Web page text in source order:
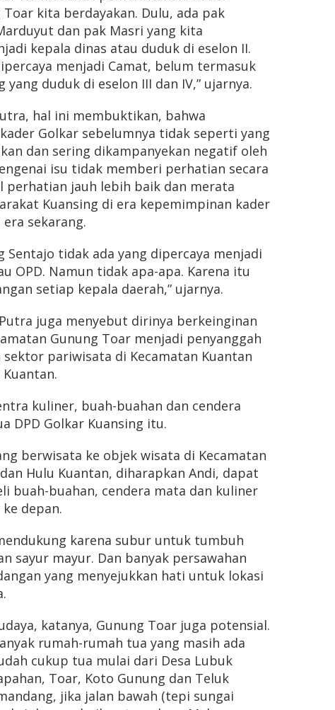
kita berdayakan. Dulu, ada pak
dan pak Masri yang kita
kepala dinas atau duduk di eselon II.
menjadi Camat, belum termasuk
yang duduk di eselon III dan IV,” ujarnya.
hal ini membuktikan, bahwa
Golkar sebelumnya tidak seperti yang
dan sering dikampanyekan negatif oleh
isu tidak memberi perhatian secara
perhatian jauh lebih baik dan merata
Kuansing di era kepemimpinan kader
sekarang.
Sentajo tidak ada yang dipercaya menjadi
OPD. Namun tidak apa-apa. Karena itu
setiap kepala daerah,” ujarnya.
juga menyebut dirinya berkeinginan
Gunung Toar menjadi penyanggah
sektor pariwisata di Kecamatan Kuantan
kuliner, buah-buahan dan cendera
DPD Golkar Kuansing itu.
berwisata ke objek wisata di Kecamatan
Hulu Kuantan, diharapkan Andi, dapat
buah-buahan, cendera mata dan kuliner
depan.
karena subur untuk tumbuh
sayur mayur. Dan banyak persawahan
yang menyejukkan hati untuk lokasi
katanya, Gunung Toar juga potensial.
rumah-rumah tua yang masih ada
cukup tua mulai dari Desa Lubuk
Toar, Koto Gunung dan Teluk
jika jalan bawah (tepi sungai